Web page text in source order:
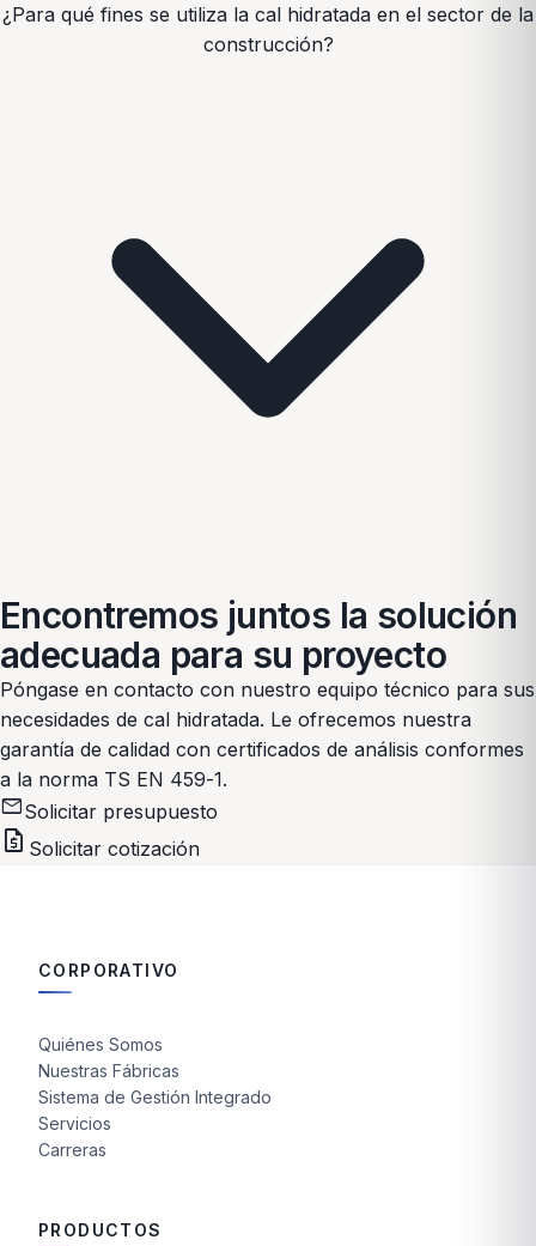
¿Para qué fines se utiliza la cal hidratada en el sector de la
construcción?
Encontremos juntos la solución
adecuada para su proyecto
Póngase en contacto con nuestro equipo técnico para sus
necesidades de cal hidratada. Le ofrecemos nuestra
garantía de calidad con certificados de análisis conformes
a la norma TS EN 459-1.
mailSolicitar presupuesto
request_quote Solicitar cotización
CORPORATIVO
Quiénes Somos
Nuestras Fábricas
Sistema de Gestión Integrado
Servicios
Carreras
PRODUCTOS